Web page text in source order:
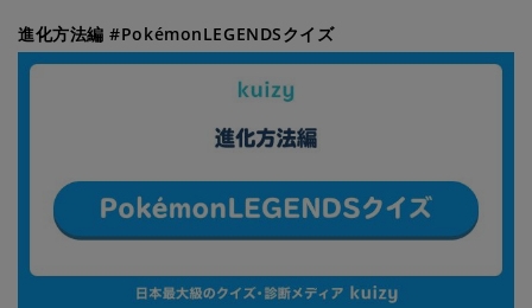
進化方法編 #PokémonLEGENDSクイズ